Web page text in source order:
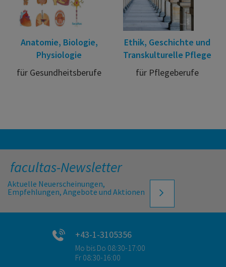
Anatomie, Biologie,
Physiologie
für Gesundheitsberufe
Ethik, Geschichte und
Transkulturelle Pflege
für Pflegeberufe
facultas-Newsletter
Aktuelle Neuerscheinungen,
Empfehlungen, Angebote und Aktionen
+43-1-3105356
Mo bis Do 08:30-17:00
Fr 08:30-16:00